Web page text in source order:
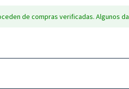
de compras verificadas. Algunos